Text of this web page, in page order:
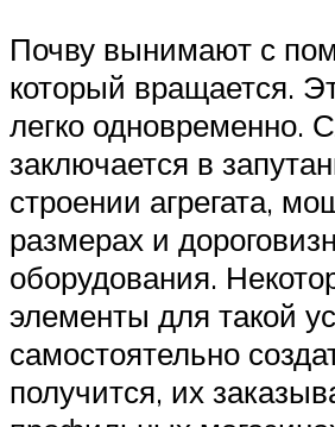
Почву вынимают с
который вращается.
легко одновременно.
заключается в
строении агрегата,
размерах и
оборудования.
элементы для такой
самостоятельно
получится, их